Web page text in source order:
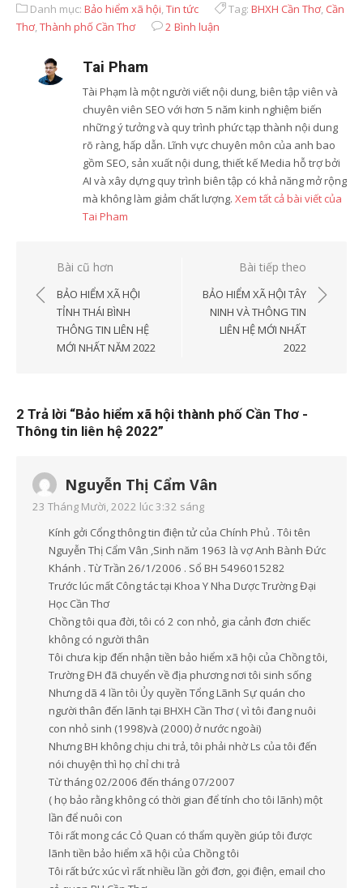
Danh mục: Bảo hiểm xã hội Tin tức Tag: BHXH Cần Thơ, Cần
Thơ, Thành phố Cần Thơ 2 Bình luận
Tai Pham
Tài Phạm là một người viết nội dung, biên tập viên và
chuyên viên SEO với hơn 5 năm kinh nghiệm biến
những ý tưởng và quy trình phức tạp thành nội dung
rõ ràng, hấp dẫn. Lĩnh vực chuyên môn của anh bao
gồm SEO, sản xuất nội dung, thiết kế Media hỗ trợ bởi
AI và xây dựng quy trình biên tập có khả năng mở rộng
mà không làm giảm chất lượng. Xem tất cả bài viết của
Tai Pham
Điều
hướng
viết
Bài cũ hơn
BẢO HIỂM XÃ HỘI
TỈNH THÁI BÌNH
THÔNG TIN LIÊN HỆ
MỚI NHẤT NĂM 2022
Bài tiếp theo
BẢO HIỂM XÃ HỘI TÂY
NINH VÀ THÔNG TIN
LIÊN HỆ MỚI NHẤT
2022
2 Trả lời “Bảo hiểm xã hội thành phố Cần Thơ -
Thông tin liên hệ 2022”
Nguyễn Thị Cẩm Vân
23 Tháng Mười, 2022 lúc 3:32 sáng
Kính gởi Cổng thông tin điện tử của Chính Phủ . Tôi tên
Nguyễn Thị Cẩm Vân ,Sinh năm 1963 là vợ Anh Bành Đức
Khánh . Từ Trần 26/1/2006 . Sổ BH 5496015282
Trước lúc mất Công tác tại Khoa Y Nha Dược Trường Đại
Học Cần Thơ
Chồng tôi qua đời, tôi có 2 con nhỏ, gia cảnh đơn chiếc
không có người thân
Tôi chưa kịp đến nhận tiền bảo hiểm xã hội của Chồng tôi,
Trường ĐH đã chuyển về địa phương nơi tôi sinh sống
Nhưng dã 4 lần tôi Ủy quyền Tổng Lãnh Sự quán cho
người thân đến lãnh tại BHXH Cần Thơ ( vì tôi đang nuôi
con nhỏ sinh (1998)và (2000) ở nước ngoài)
Nhưng BH không chịu chi trả, tôi phải nhờ Ls của tôi đến
nói chuyện thì họ chỉ chi trả
Từ tháng 02/2006 đến tháng 07/2007
( họ bảo rằng không có thời gian để tính cho tôi lãnh) một
lần để nuôi con
Tôi rất mong các Cỏ Quan có thẩm quyền giúp tôi được
lãnh tiền bảo hiểm xã hội của Chồng tôi
Tôi rất bức xúc vì rất nhiều lần gởi đơn, gọi điện, email cho